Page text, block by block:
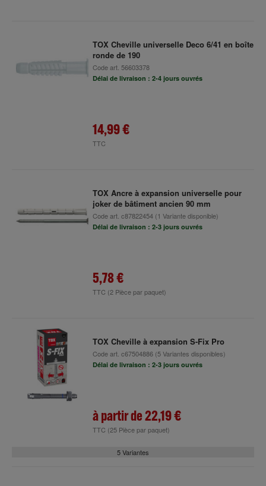
TOX Cheville universelle Deco 6/41 en boîte
ronde de 190
Code art. 56603378
Délai de livraison : 2-4 jours ouvrés
14,99 €
TTC
TOX Ancre à expansion universelle pour
joker de bâtiment ancien 90 mm
Code art. c87822454(1 Variante disponible)
Délai de livraison : 2-3 jours ouvrés
5,78 €
TTC (2 Pièce par paquet)
TOX Cheville à expansion S-Fix Pro
Code art. c67504886(5 Variantes disponibles)
Délai de livraison : 2-3 jours ouvrés
à partir de22,19 €
TTC (25 Pièce par paquet)
5 Variantes